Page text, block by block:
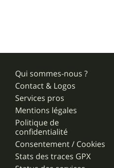
Qui sommes-nous ?
Contact & Logos
Services pros
Mentions légales
Politique de
confidentialité
Consentement / Cookies
Stats des traces GPX